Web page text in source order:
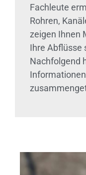
Fachleute
Rohren,
zeigen Ihnen
Ihre Abflüsse
Nachfolgend